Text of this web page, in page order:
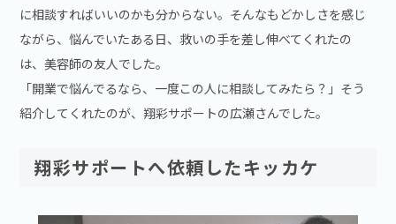
に相談すればいいのかも分からない。そんなもどかしさを感じ
ながら、悩んでいたある日、救いの手を差し伸べてくれたの
は、美容師の友人でした。
「開業で悩んでるなら、一度この人に相談してみたら？」そう
紹介してくれたのが、翔彩サポートの広瀬さんでした。
翔彩サポートへ依頼したキッカケ